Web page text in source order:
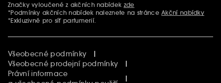
Další informace
Značky vyloučené z akčních nabídek zde
*Podmínky akčních nabídek naleznete na stránceAkční nabídky
*Exkluzivně pro síť parfumerií.
Všeobecné podmínky
Všeobecné prodejní podmínky
Právní informace